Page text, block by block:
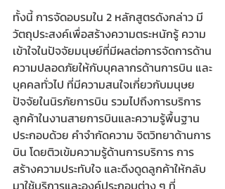
ทั้งนี้ การจัดอบรมใน 2 หลักสูตรดังกล่าว มี
วัตถุประสงค์เพื่อสร้างความตระหนักรู้ ความ
เข้าใจในปัจจัยมนุษย์ที่มีผลต่อการจัดการด้าน
ความปลอดภัยให้กับบุคลากรด้านการบิน และ
บุคคลทั่วไป ที่มีความสนใจเกี่ยวกับมนุษย
ปัจจัยในนิรภัยการบิน รวมไปถึงการบริการ
ลูกค้าในงานสายการบินและความรู้พื้นฐาน
ประกอบด้วย คำจำกัดความ จิตวิทยาด้านการ
บิน โดยติวเข้มความรู้ด้านการบริการ การ
สร้างความประทับใจ และดึงดูดลูกค้าให้กลับ
มาใช้บริการและองค์ประกอบต่าง ๆ ที่